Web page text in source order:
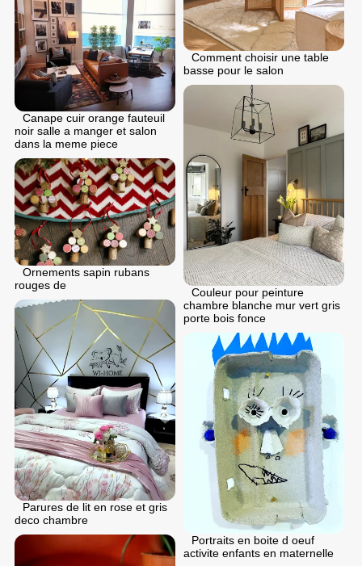
Comment choisir une table
basse pour le salon
Canape cuir orange fauteuil
noir salle a manger et salon
dans la meme piece
Couleur pour peinture
chambre blanche mur vert gris
porte bois fonce
Ornements sapin rubans
rouges de
Parures de lit en rose et gris
deco chambre
Portraits en boite d oeuf
activite enfants en maternelle